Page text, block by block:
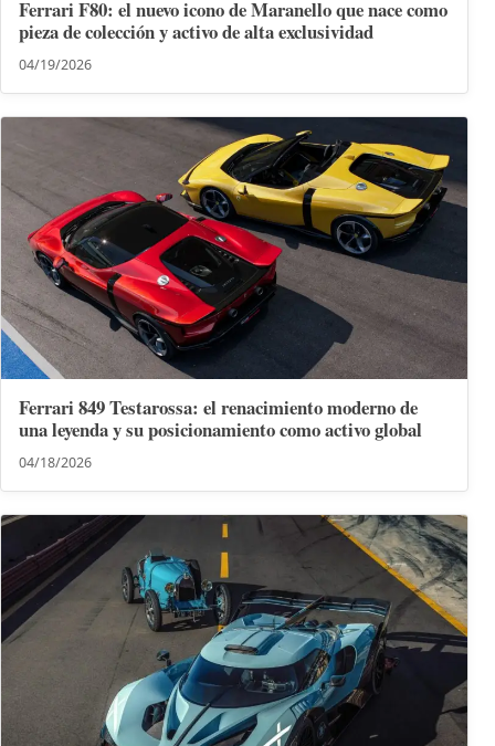
Ferrari F80: el nuevo icono de Maranello que nace como
pieza de colección y activo de alta exclusividad
04/19/2026
Ferrari 849 Testarossa: el renacimiento moderno de
una leyenda y su posicionamiento como activo global
04/18/2026